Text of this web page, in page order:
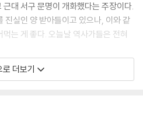
력과 예술의 향기
흰 장미
시대 막장드라마
대 서구 문명이 개화했다는 주장이다.
진실인 양 받아들이고 있으나, 이와 같
는 게 좋다. 오늘날 역사가들은 전혀
서양 연안 지역을 넘어 지중해까지
로 더보기